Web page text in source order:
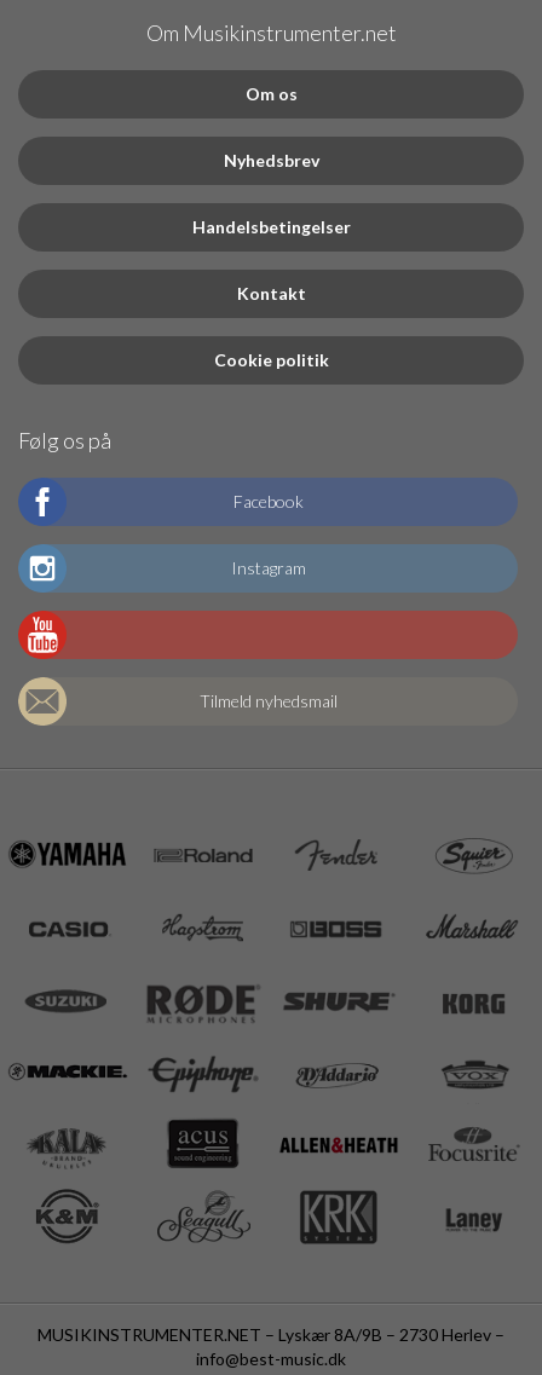
Om Musikinstrumenter.net
Om os
Nyhedsbrev
Handelsbetingelser
Kontakt
Cookie politik
Følg os på
Facebook
Instagram
Tilmeld nyhedsmail
MUSIKINSTRUMENTER.NET – Lyskær 8A/9B – 2730 Herlev –
info@best-music.dk